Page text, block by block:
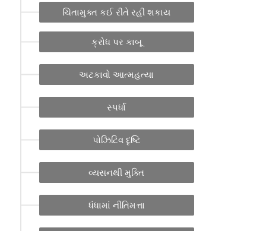
ચિંતામુક્ત કઈ રીતે રહી શકાય
ક્રોધ પર કાબૂ
અટકાવો આત્મહત્યા
સ્પર્ધા
પોઝિટિવ દૃષ્ટિ
વ્યસનથી મુક્તિ
ધંધામાં નીતિમત્તા